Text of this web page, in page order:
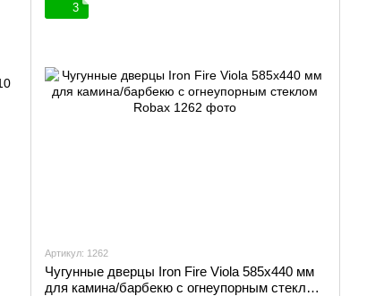
3
Артикул: 1262
Чугунные дверцы Iron Fire Viola 585х440 мм
для камина/барбекю с огнеупорным стеклом